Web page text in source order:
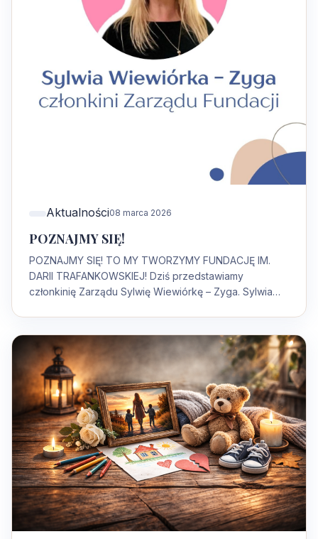
Aktualności08 marca 2026
POZNAJMY SIĘ!
POZNAJMY SIĘ! TO MY TWORZYMY FUNDACJĘ IM.
DARII TRAFANKOWSKIEJ! Dziś przedstawiamy
członkinię Zarządu Sylwię Wiewiórkę – Zyga. Sylwia